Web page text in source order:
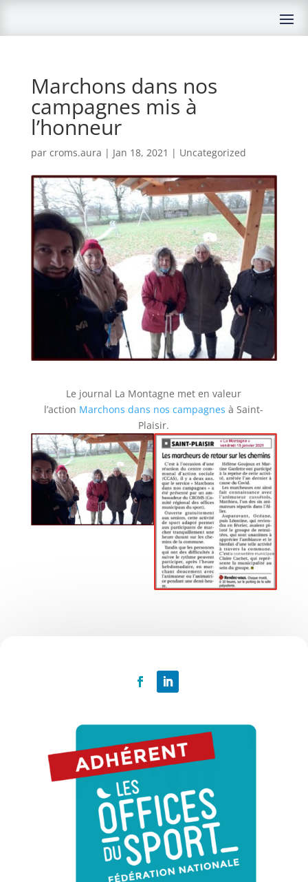
Marchons dans nos
campagnes mis à
l’honneur
par croms.aura | Jan 18, 2021 | Uncategorized
Le journal La Montagne met en valeur
l’action Marchons dans nos campagnes à Saint-
Plaisir.